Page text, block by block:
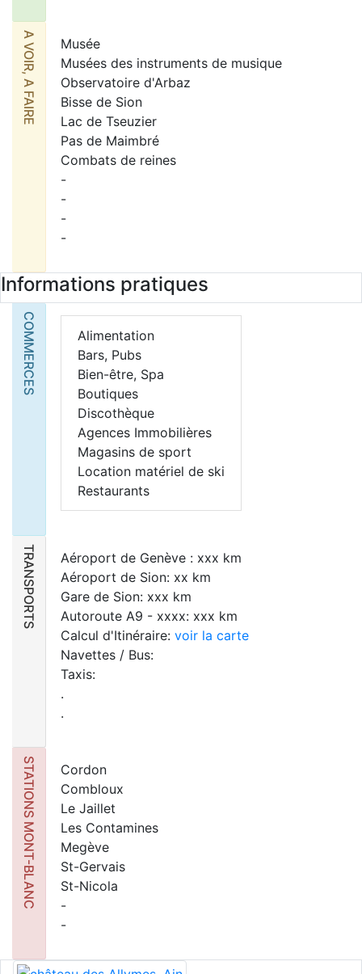
A VOIR, A FAIRE
Musée
Musées des instruments de musique
Observatoire d'Arbaz
Bisse de Sion
Lac de Tseuzier
Pas de Maimbré
Combats de reines
-
-
-
-
Informations pratiques
COMMERCES
Alimentation
Bars, Pubs
Bien-être, Spa
Boutiques
Discothèque
Agences Immobilières
Magasins de sport
Location matériel de ski
Restaurants
TRANSPORTS
Aéroport de Genève : xxx km
Aéroport de Sion: xx km
Gare de Sion: xxx km
Autoroute A9 - xxxx: xxx km
Calcul d'Itinéraire: voir la carte
Navettes / Bus:
Taxis:
.
.
STATIONS MONT-BLANC
Cordon
Combloux
Le Jaillet
Les Contamines
Megève
St-Gervais
St-Nicola
-
-